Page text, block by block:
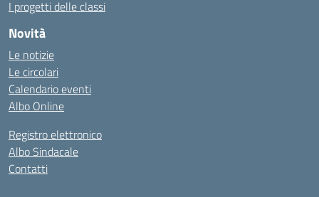
I progetti delle classi
Novità
Le notizie
Le circolari
Calendario eventi
Albo Online
Registro elettronico
Albo Sindacale
Contatti